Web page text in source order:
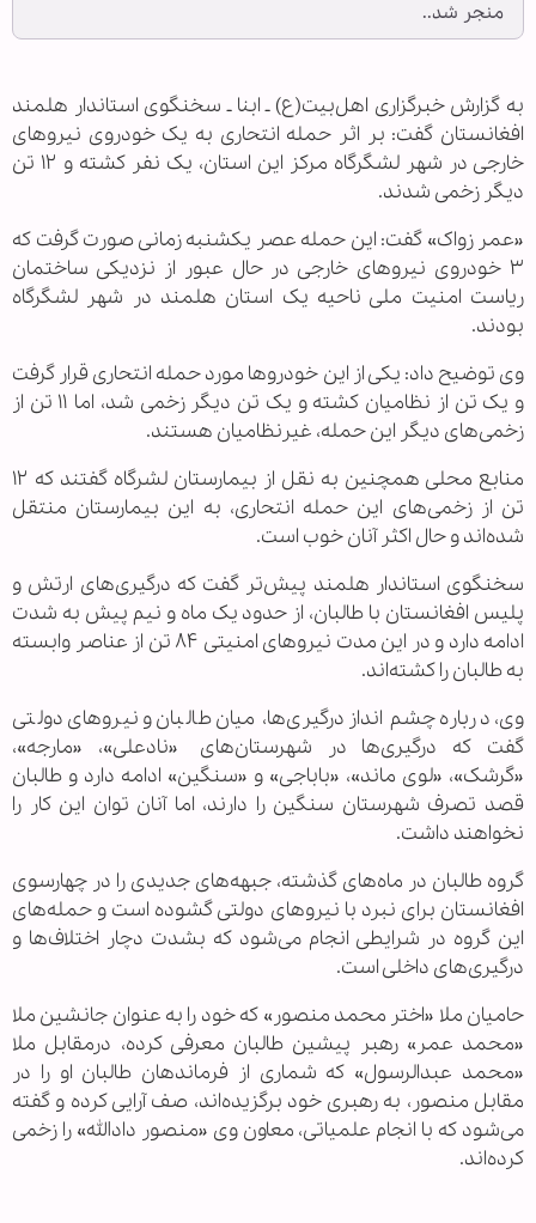
منجر شد..
به گزارش خبرگزاری اهل‌بیت(ع) ـ ابنا ـ سخنگوی استاندار هلمند
افغانستان گفت: بر اثر حمله انتحاری به یک خودروی نیروهای
خارجی در شهر لشگرگاه مرکز این استان، یک نفر کشته و ۱۲ تن
دیگر زخمی شدند.
«عمر زواک» گفت: این حمله عصر یکشنبه زمانی صورت گرفت که
۳ خودروی نیروهای خارجی در حال عبور از نزدیکی ساختمان
ریاست امنیت ملی ناحیه یک استان هلمند در شهر لشگرگاه
بودند.
وی توضیح داد: یکی از این خودرو‌ها مورد حمله انتحاری قرار گرفت
و یک تن از نظامیان کشته و یک تن دیگر زخمی شد، اما ۱۱ تن از
زخمی‌های دیگر این حمله، غیرنظامیان هستند.
منابع محلی همچنین به نقل از بیمارستان لشرگاه گفتند که ۱۲
تن از زخمی‌های این حمله انتحاری، به این بیمارستان منتقل
شده‌اند و حال اکثر آنان خوب است.
سخنگوی استاندار هلمند پیش‌تر گفت که درگیری‌های ارتش و
پلیس افغانستان با طالبان، از حدود یک ماه و نیم پیش به شدت
ادامه دارد و در این مدت نیروهای امنیتی ۸۴ تن از عناصر وابسته
به طالبان را کشته‌اند.
وی، درباره چشم انداز درگیری‌ها، میان طالبان و نیروهای دولتی
گفت که درگیری‌ها در شهرستان‌های «نادعلی»، «مارجه»،
«گرشک»، «لوی ماند»، «باباجی» و «سنگین» ادامه دارد و طالبان
قصد تصرف شهرستان سنگین را دارند، اما آنان توان این کار را
نخواهند داشت.
گروه طالبان در ماه‌های گذشته، جبهه‌های جدیدی را در چهارسوی
افغانستان برای نبرد با نیروهای دولتی گشوده است و حمله‌های
این گروه در شرایطی انجام می‌شود که بشدت دچار اختلاف‌ها و
درگیری‌های داخلی است.
حامیان ملا «اختر محمد منصور» که خود را به عنوان جانشین ملا
«محمد عمر» رهبر پیشین طالبان معرفی کرده، درمقابل ملا
«محمد عبدالرسول» که شماری از فرماندهان طالبان او را در
مقابل منصور، به رهبری خود برگزیده‌اند، صف آرایی کرده و گفته
می‌شود که با انجام علمیاتی، معاون وی «منصور دادالله» را زخمی
کرده‌اند.